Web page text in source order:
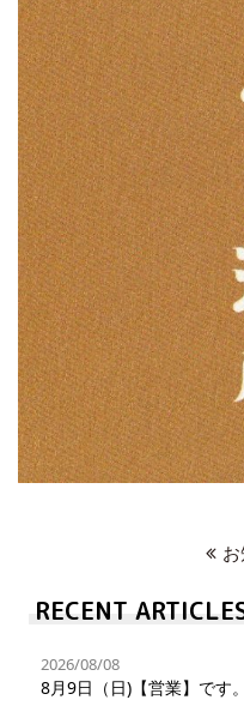
RECENT
2026/08/08
8月9日（日)【営業】です。